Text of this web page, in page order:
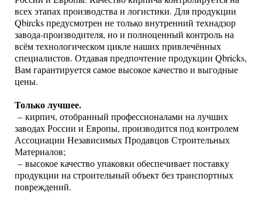
всех этапах производства и логистики. Для продукции
Qbircks предусмотрен не только внутренний технадзор
завода-производителя, но и полноценный контроль на
всём технологическом цикле наших привлечённых
специалистов. Отдавая предпочтение продукции Qbricks,
Вам гарантируется самое высокое качество и выгодные
цены.
Только лучшее.
– кирпич, отобранный профессионалами на лучших
заводах России и Европы, производится под контролем
Ассоциации Независимых Продавцов Строительных
Материалов;
– высокое качество упаковки обеспечивает поставку
продукции на строительный объект без транспортных
повреждений.